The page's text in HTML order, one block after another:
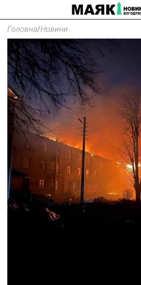
Головна/Новини